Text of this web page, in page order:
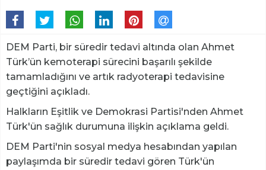
DEM Parti, bir süredir tedavi altında olan Ahmet
Türk’ün kemoterapi sürecini başarılı şekilde
tamamladığını ve artık radyoterapi tedavisine
geçtiğini açıkladı.
Halkların Eşitlik ve Demokrasi Partisi'nden Ahmet
Türk'ün sağlık durumuna ilişkin açıklama geldi.
DEM Parti'nin sosyal medya hesabından yapılan
paylaşımda bir süredir tedavi gören Türk'ün